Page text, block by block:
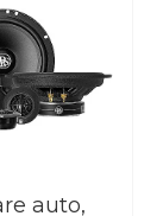
auto,